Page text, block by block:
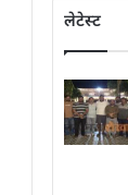
लेटेस्ट